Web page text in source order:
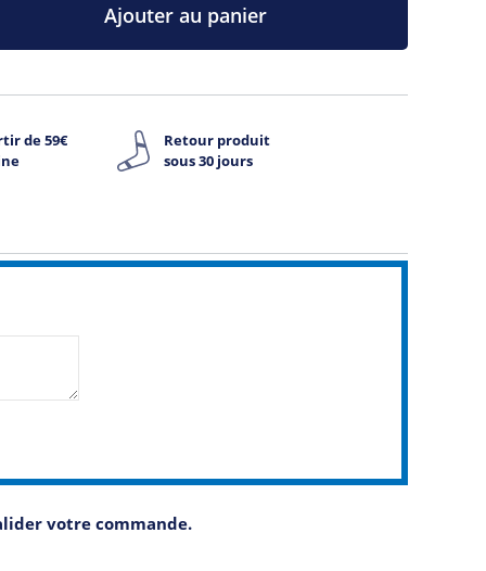
Ajouter au panier
de 59€
Retour produit
sous 30 jours
votre commande.